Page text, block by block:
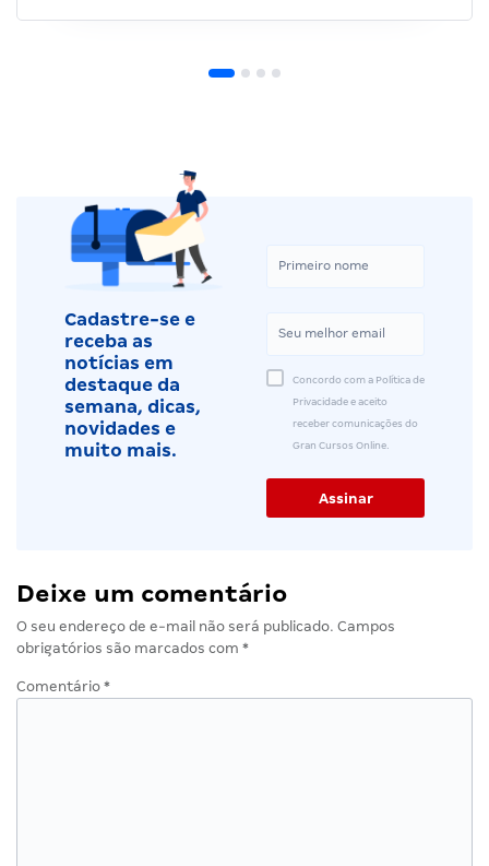
Cadastre-se e
receba as
notícias em
destaque da
semana, dicas,
novidades e
muito mais.
Concordo com a Política de
Privacidade e aceito
receber comunicações do
Gran Cursos Online.
Deixe um comentário
O seu endereço de e-mail não será publicado. Campos
obrigatórios são marcados com *
Comentário *